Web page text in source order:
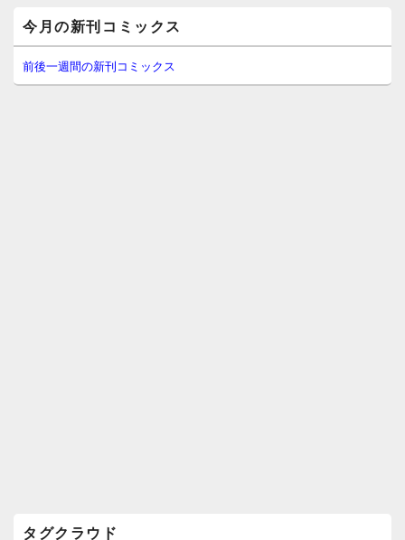
e
b
o
er
イ
ン
サ
イ
今月の新刊コミックス
前後一週間の新刊コミックス
タグクラウド